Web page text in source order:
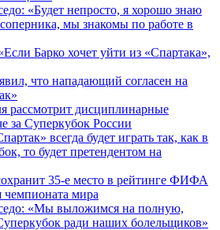
«Будет непросто, я хорошо знаю
мы знакомы по работе в
Барко хочет уйти из «Спартака»,
что нападающий согласен на
дисциплинарные
за Суперкубок России
всегда будет играть так, как в
то будет претендентом на
35-е место в рейтинге ФИФА
чемпионата мира
«Мы выложимся на полную,
ради наших болельщиков»